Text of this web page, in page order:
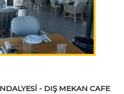
- DIŞ MEKAN CAFE